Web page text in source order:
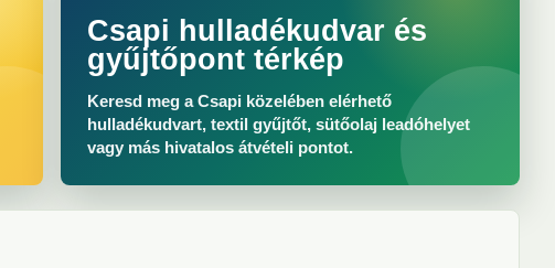
Csapi hulladékudvar és
gyűjtőpont térkép
Keresd meg a Csapi közelében elérhető
hulladékudvart, textil gyűjtőt, sütőolaj leadóhelyet
vagy más hivatalos átvételi pontot.